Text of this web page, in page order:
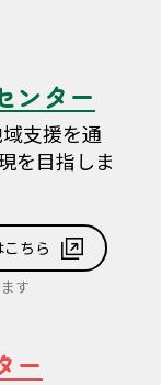
ンター
支援を通
を目指しま
ちら
す
ー